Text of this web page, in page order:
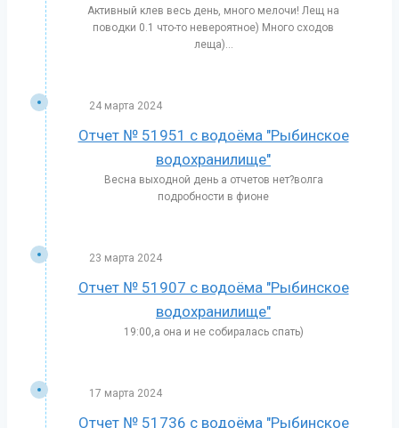
Активный клев весь день, много мелочи! Лещ на
поводки 0.1 что-то невероятное) Много сходов
леща)...
24 марта 2024
Отчет № 51951 с водоёма "Рыбинское
водохранилище"
Весна выходной день а отчетов нет?волга
подробности в фионе
23 марта 2024
Отчет № 51907 с водоёма "Рыбинское
водохранилище"
19:00,а она и не собиралась спать)
17 марта 2024
Отчет № 51736 с водоёма "Рыбинское